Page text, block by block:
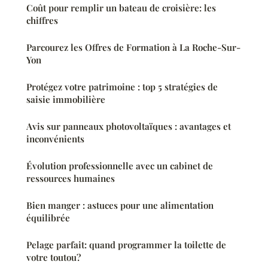
Coût pour remplir un bateau de croisière: les
chiffres
Parcourez les Offres de Formation à La Roche-Sur-
Yon
Protégez votre patrimoine : top 5 stratégies de
saisie immobilière
Avis sur panneaux photovoltaïques : avantages et
inconvénients
Évolution professionnelle avec un cabinet de
ressources humaines
Bien manger : astuces pour une alimentation
équilibrée
Pelage parfait: quand programmer la toilette de
votre toutou?